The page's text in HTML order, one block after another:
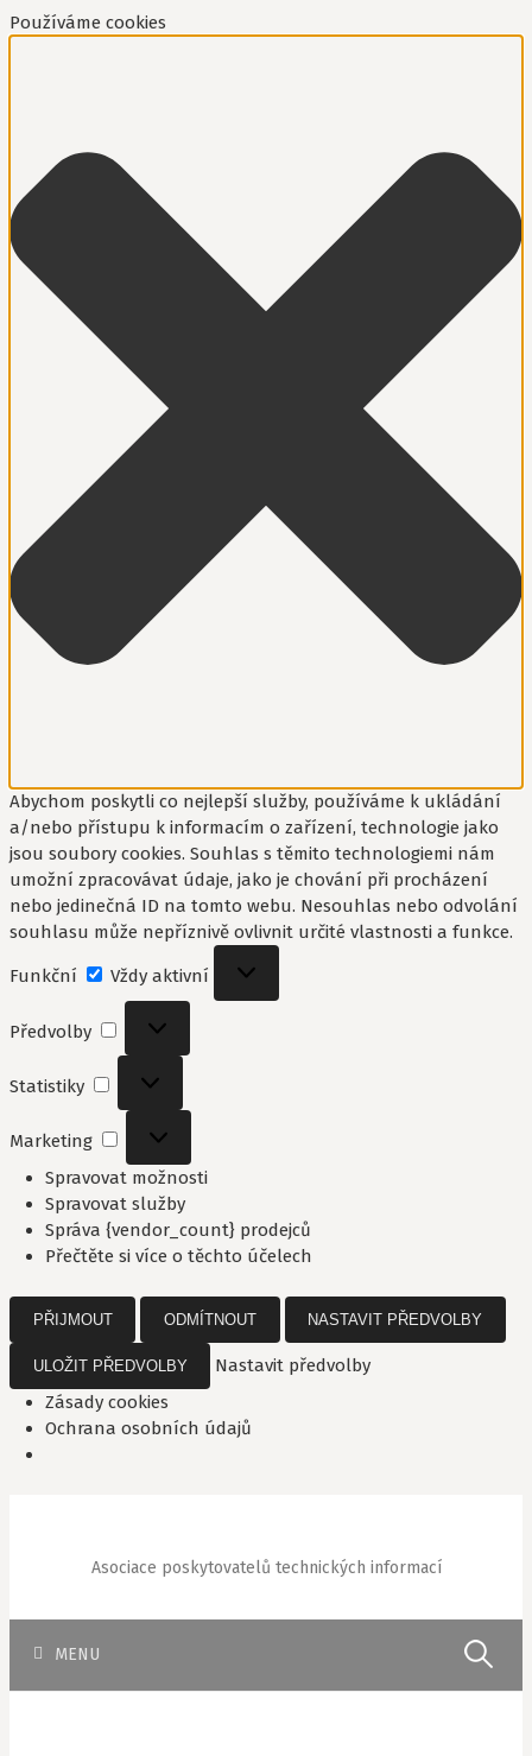
Používáme cookies
Abychom poskytli co nejlepší služby, používáme k ukládání
a/nebo přístupu k informacím o zařízení, technologie jako
jsou soubory cookies. Souhlas s těmito technologiemi nám
umožní zpracovávat údaje, jako je chování při procházení
nebo jedinečná ID na tomto webu. Nesouhlas nebo odvolání
souhlasu může nepříznivě ovlivnit určité vlastnosti a funkce.
Funkční
Vždy aktivní
Předvolby
Statistiky
Marketing
Spravovat možnosti
Spravovat služby
Správa {vendor_count} prodejců
Přečtěte si více o těchto účelech
PŘIJMOUT ODMÍTNOUT NASTAVIT PŘEDVOLBY
ULOŽIT PŘEDVOLBY
Nastavit předvolby
Zásady cookies
Ochrana osobních údajů
Asociace poskytovatelů technických informací
MENU